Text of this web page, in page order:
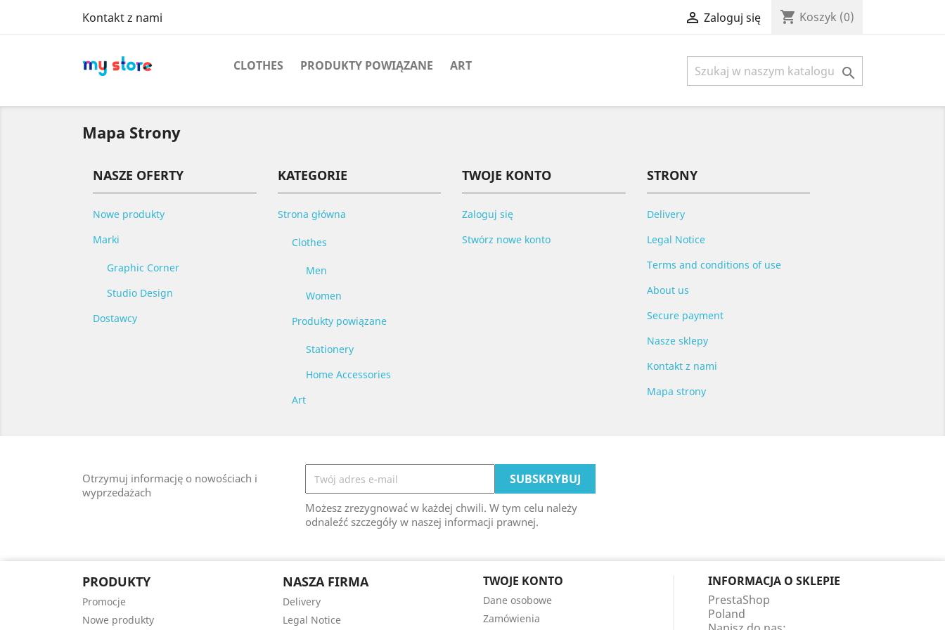
Kontakt z nami  Zaloguj się shopping_cart Koszyk (0)
CLOTHES PRODUKTY POWIĄZANE ART 
Mapa Strony
NASZE OFERTY
Nowe produkty
Marki
Graphic Corner
Studio Design
Dostawcy
KATEGORIE
Strona główna
Clothes
Men
Women
Produkty powiązane
Stationery
Home Accessories
Art
TWOJE KONTO
Zaloguj się
Stwórz nowe konto
STRONY
Delivery
Legal Notice
Terms and conditions of use
About us
Secure payment
Nasze sklepy
Kontakt z nami
Mapa strony
Otrzymuj informację o nowościach i
wyprzedażach
Możesz zrezygnować w każdej chwili. W tym celu należy
odnaleźć szczegóły w naszej informacji prawnej.
PRODUKTY
Promocje
Nowe produkty
NASZA FIRMA
Delivery
Legal Notice
TWOJE KONTO
Dane osobowe
Zamówienia
INFORMACJA O SKLEPIE
PrestaShop
Poland